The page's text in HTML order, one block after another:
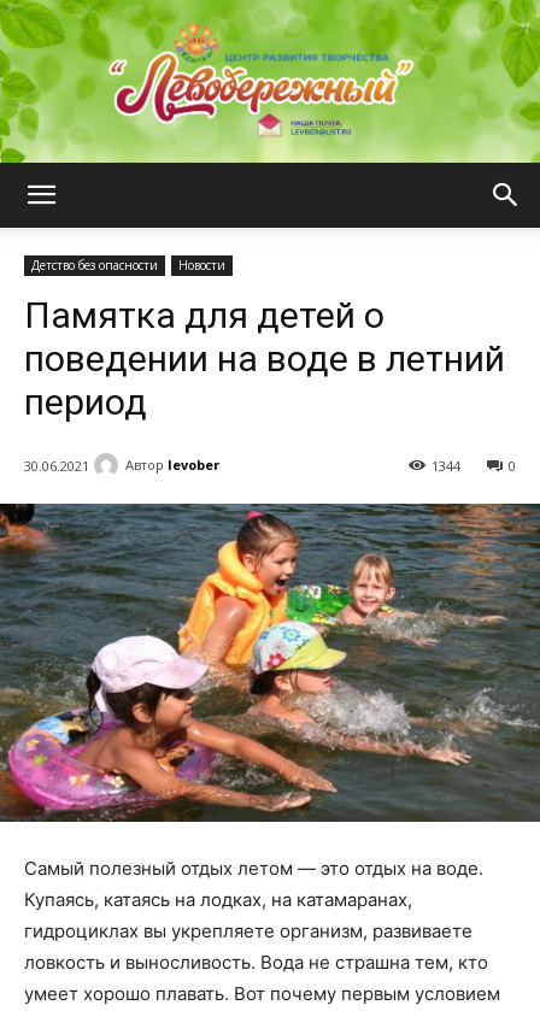
"Левобережный"
Детство без опасности Новости
Памятка для детей о
поведении на воде в летний
период
30.06.2021 Автор levober 0
1344
Самый полезный отдых летом — это отдых на воде.
Купаясь, катаясь на лодках, на катамаранах,
гидроциклах вы укрепляете организм, развиваете
ловкость и выносливость. Вода не страшна тем, кто
умеет хорошо плавать. Вот почему первым условием